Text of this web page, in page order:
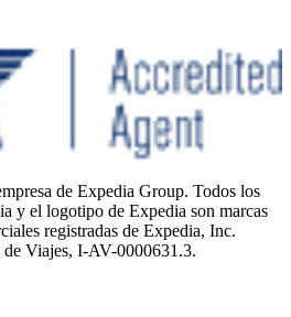
de Expedia Group. Todos los
y el logotipo de Expedia son marcas
registradas de Expedia, Inc.
Viajes, I-AV-0000631.3.